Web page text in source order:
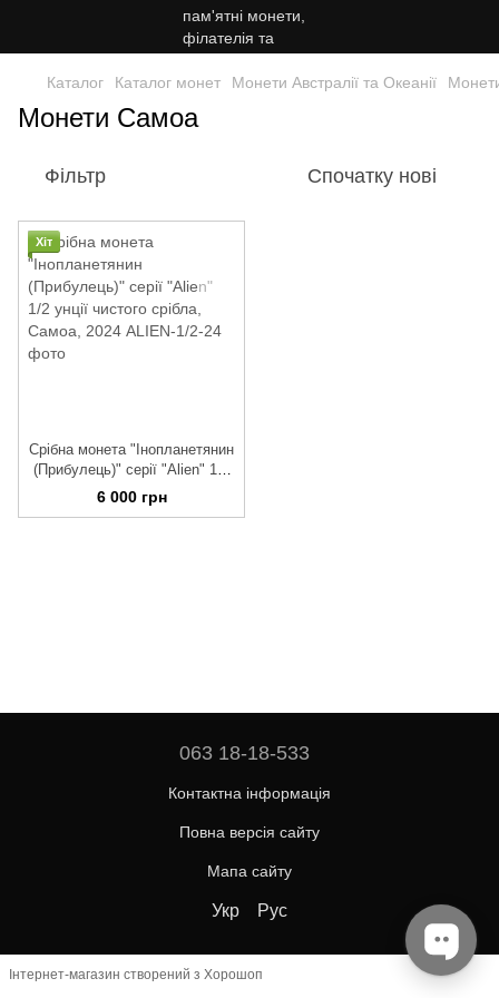
Каталог Каталог монет Монети Австралії та Океанії
Монети Самоа
Фільтр Спочатку нові
Хіт
Срібна монета "Інопланетянин
(Прибулець)" серії "Alien" 1/2
унції чистого срібла, Самоа,
6 000 грн
063 18-18-533
Контактна інформація
Повна версія сайту
Мапа сайту
Укр Рус
Інтернет-магазин створений з Хорошоп